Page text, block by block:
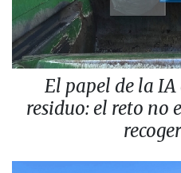
El papel de la
residuo: el reto no